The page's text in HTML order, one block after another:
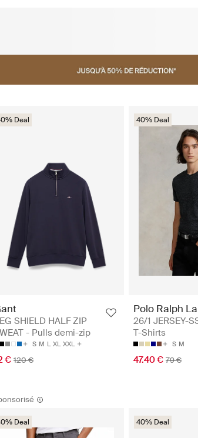
Deal
SHIELD HALF ZIP
- Pulls demi-zip
S M L XL XXL
€ 120 €
40% Deal
Polo Ralph
26/1 JERSEY-
T-Shirts
S M
47.40 € 79 €
Deal 40% Deal